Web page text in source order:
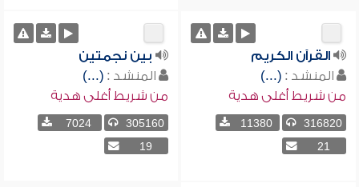
القرآن الكريم
المنشد : (...)
من شريط أغلى هدية
316820
11380
21
بين نجمتين
المنشد : (...)
من شريط أغلى هدية
305160
7024
19